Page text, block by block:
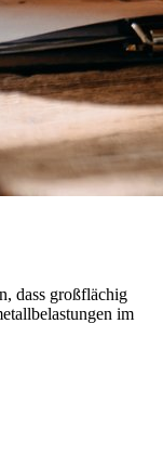
dass großflächig
im